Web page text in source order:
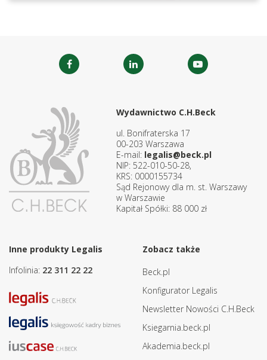
Wydawnictwo C.H.Beck
ul. Bonifraterska 17
00-203 Warszawa
E-mail: legalis@beck.pl
NIP: 522-010-50-28,
KRS: 0000155734
Sąd Rejonowy dla m. st. Warszawy
w Warszawie
Kapitał Spółki: 88 000 zł
Inne produkty Legalis
Infolinia: 22 311 22 22
Zobacz także
Beck.pl
Konfigurator Legalis
Newsletter Nowości C.H.Beck
Ksiegarnia.beck.pl
Akademia.beck.pl